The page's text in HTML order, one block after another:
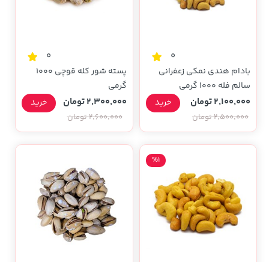
0
بادام هندی نمکی زعفرانی
سالم فله 1000 گرمی
2,100,000 تومان
2,500,000 تومان
خرید
0
پسته شور کله قوچی 1000
گرمی
2,300,000 تومان
2,600,000 تومان
خرید
%1